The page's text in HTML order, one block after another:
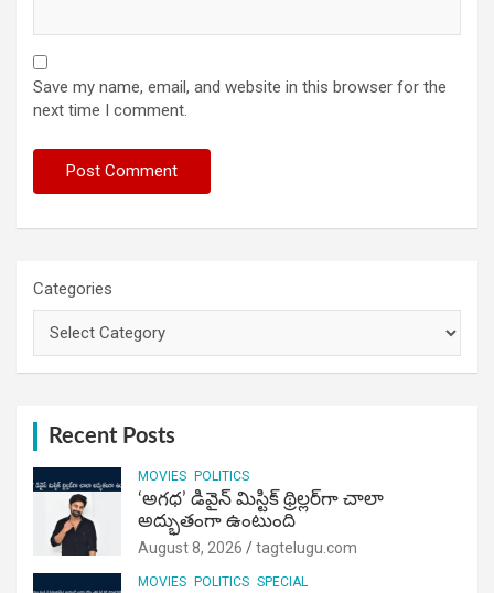
Save my name, email, and website in this browser for the
next time I comment.
Categories
Recent Posts
MOVIES POLITICS
‘అగధ’ డివైన్ మిస్టిక్ థ్రిల్లర్‌గా చాలా
అద్భుతంగా ఉంటుంది
August 8, 2026 tagtelugu.com
MOVIES POLITICS SPECIAL